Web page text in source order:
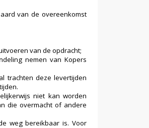
van de overeenkomst
van de opdracht;
nemen van Kopers
trachten deze levertijden
niet kan worden
die overmacht of andere
weg bereikbaar is. Voor